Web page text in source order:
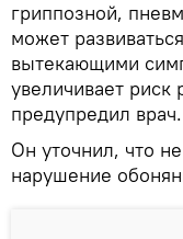
гриппозной,
может
вытекающими
увеличивает риск
предупредил врач.
Он уточнил, что
нарушение